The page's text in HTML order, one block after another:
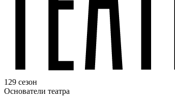
129 сезон
Основатели театра